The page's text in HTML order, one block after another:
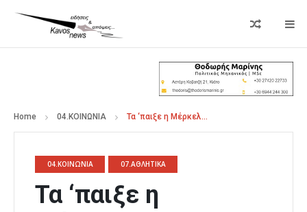
Home 04.ΚΟΙΝΩΝΙΑ Τα ‘παιξε η Μέρκελ…
04.ΚΟΙΝΩΝΙΑ 07.ΑΘΛΗΤΙΚΑ
Τα ‘παιξε η